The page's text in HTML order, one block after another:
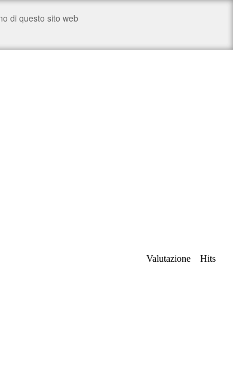
Valutazione
Hits